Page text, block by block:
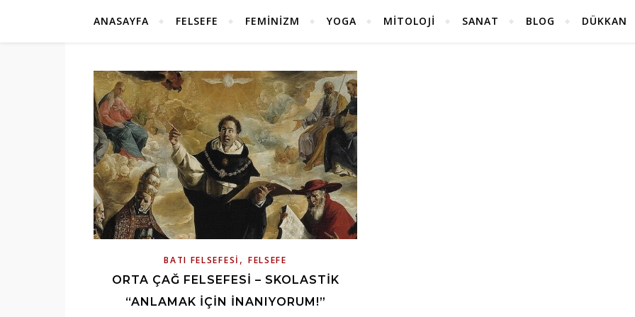
ANASAYFA FELSEFE FEMINIZM YOGA MITOLOJI SANAT BLOG DÜKKAN
BATI FELSEFESI , FELSEFE
ORTA ÇAĞ FELSEFESI – SKOLASTIK
“ANLAMAK IÇIN İNANIYORUM!”